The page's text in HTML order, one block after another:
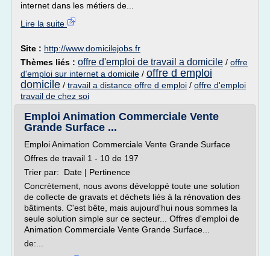
internet dans les métiers de...
Lire la suite
Site : http://www.domicilejobs.fr
Thèmes liés : offre d'emploi de travail a domicile / offre
d'emploi sur internet a domicile / offre d emploi
domicile / travail a distance offre d emploi / offre d'emploi
travail de chez soi
Emploi Animation Commerciale Vente
Grande Surface ...
Emploi Animation Commerciale Vente Grande Surface
Offres de travail 1 - 10 de 197
Trier par: Date | Pertinence
Concrètement, nous avons développé toute une solution
de collecte de gravats et déchets liés à la rénovation des
bâtiments. C'est bête, mais aujourd'hui nous sommes la
seule solution simple sur ce secteur... Offres d'emploi de
Animation Commerciale Vente Grande Surface...
de:...